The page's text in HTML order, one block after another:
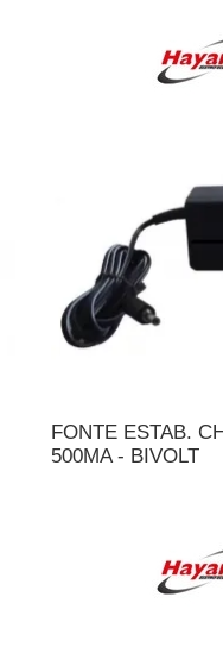
FONTE ESTAB.
500MA - BIVOLT